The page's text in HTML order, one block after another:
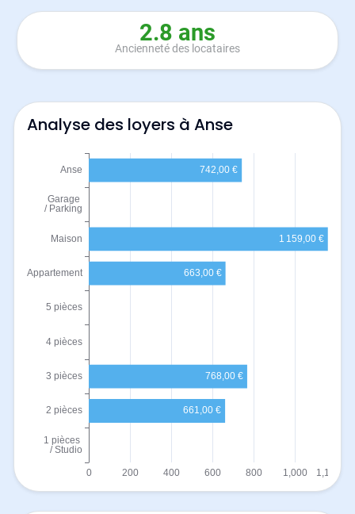
2.8 ans
Ancienneté des locataires
Analyse des loyers à Anse